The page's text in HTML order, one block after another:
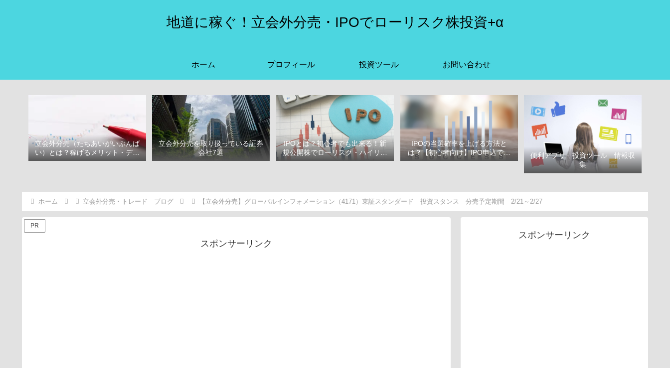
地道に稼ぐ！立会外分売・IPOでローリスク株投資+α
ホーム プロフィール 投資ツール お問い合わせ
立会外分売（たちあいがいぶんば
い）とは？稼げるメリット・デメ
リット
立会外分売を取り扱っている証券
会社7選
IPOとは？初心者でも出来る！新
規公開株でローリスク・ハイリタ
ーン投資をはじめよう！
IPOの当選確率を上げる方法と
は？【初心者向け】IPO申込で選
ぶべき証券会社
便利アプリ 投資ツール 情報収
集
ホーム 立会外分売・トレード ブログ 【立会外分売】グローバルインフォメーション（4171）東証スタンダード 投資スタンス 分売予定期間 2/21～2/27
PR
スポンサーリンク
スポンサーリンク